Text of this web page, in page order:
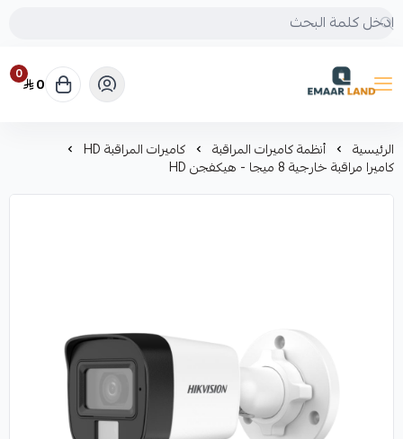
إعمار لاند
0 0
الرئيسية أنظمة كاميرات المراقبة كاميرات المراقبة HD
كاميرا مراقبة خارجية 8 ميجا - هيكفجن HD